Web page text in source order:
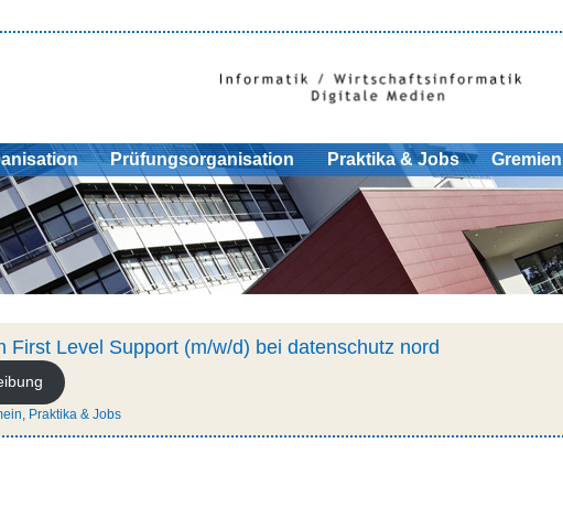
Prüfungsorganisation Praktika & Jobs Gremien
First Level Support (m/w/d) bei datenschutz nord
, Praktika & Jobs